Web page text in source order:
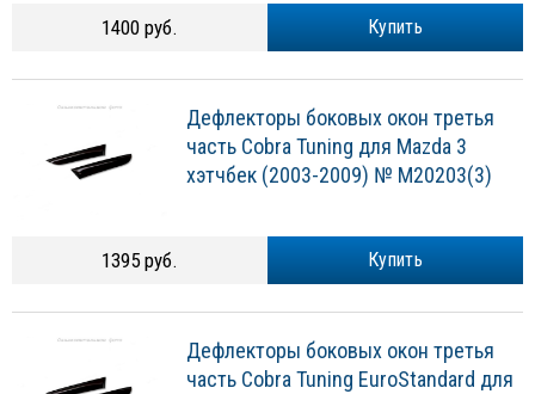
Купить
1400 руб.
Дефлекторы боковых окон третья
часть Cobra Tuning для Mazda 3
хэтчбек (2003-2009) № M20203(3)
Купить
1395 руб.
Дефлекторы боковых окон третья
часть Cobra Tuning EuroStandard для